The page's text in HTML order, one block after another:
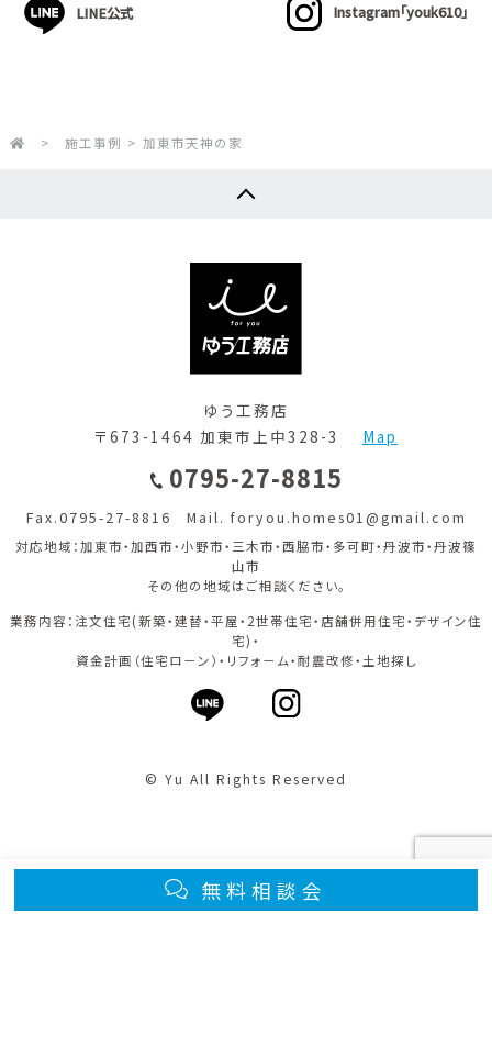
無料相談会
LINE公式 Instagram「youk610」
> 施工事例 > 加東市天神の家
ゆう工務店
〒673-1464 加東市上中328-3 Map
0795-27-8815
Fax.0795-27-8816 Mail. foryou.homes01@gmail.com
対応地域：加東市・加西市・小野市・三木市・西脇市・多可町・丹波市・丹波篠
山市
その他の地域はご相談ください。
業務内容：注文住宅(新築・建替・平屋・2世帯住宅・店舗併用住宅・デザイン住
宅)・
資金計画（住宅ロ－ン）・リフォ－ム・耐震改修・土地探し
© Yu All Rights Reserved